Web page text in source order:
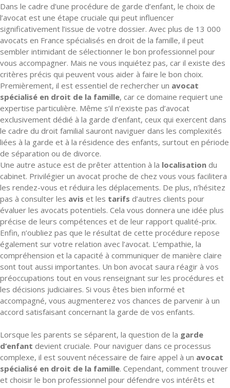
Dans le cadre d’une procédure de garde d’enfant, le choix de
l’avocat est une étape cruciale qui peut influencer
significativement l’issue de votre dossier. Avec plus de 13 000
avocats en France spécialisés en droit de la famille, il peut
sembler intimidant de sélectionner le bon professionnel pour
vous accompagner. Mais ne vous inquiétez pas, car il existe des
critères précis qui peuvent vous aider à faire le bon choix.
Premièrement, il est essentiel de rechercher un avocat
spécialisé en droit de la famille, car ce domaine requiert une
expertise particulière. Même s’il n’existe pas d’avocat
exclusivement dédié à la garde d’enfant, ceux qui exercent dans
le cadre du droit familial sauront naviguer dans les complexités
liées à la garde et à la résidence des enfants, surtout en période
de séparation ou de divorce.
Une autre astuce est de prêter attention à la localisation du
cabinet. Privilégier un avocat proche de chez vous vous facilitera
les rendez-vous et réduira les déplacements. De plus, n’hésitez
pas à consulter les avis et les tarifs d’autres clients pour
évaluer les avocats potentiels. Cela vous donnera une idée plus
précise de leurs compétences et de leur rapport qualité-prix.
Enfin, n’oubliez pas que le résultat de cette procédure repose
également sur votre relation avec l’avocat. L’empathie, la
compréhension et la capacité à communiquer de manière claire
sont tout aussi importantes. Un bon avocat saura réagir à vos
préoccupations tout en vous renseignant sur les procédures et
les décisions judiciaires. Si vous êtes bien informé et
accompagné, vous augmenterez vos chances de parvenir à un
accord satisfaisant concernant la garde de vos enfants.
Lorsque les parents se séparent, la question de la garde
d’enfant devient cruciale. Pour naviguer dans ce processus
complexe, il est souvent nécessaire de faire appel à un avocat
spécialisé en droit de la famille. Cependant, comment trouver
et choisir le bon professionnel pour défendre vos intérêts et